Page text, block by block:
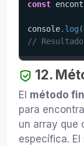
const
console. log (
//
12.
El método
para
un array que
específica.